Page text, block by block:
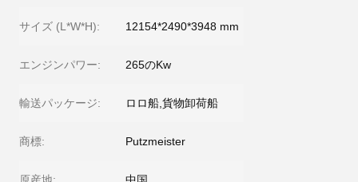
サイズ (L*W*H): 12154*2490*3948 mm
エンジンパワー: 265のKw
輸送パッケージ: ロロ船,貨物卸荷船
商標: Putzmeister